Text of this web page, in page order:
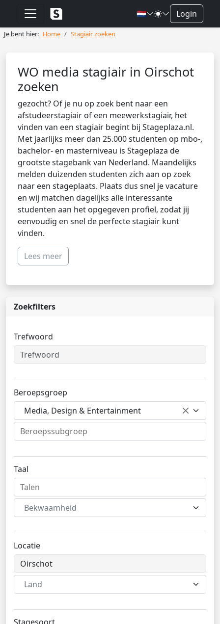
🇳🇱 Login
Je bent hier: Home Stagiair zoeken
WO media stagiair in Oirschot
zoeken
gezocht? Of je nu op zoek bent naar een
afstudeerstagiair of een meewerkstagiair, het
vinden van een stagiair begint bij Stageplaza.nl.
Met jaarlijks meer dan 25.000 studenten op mbo-,
bachelor- en masterniveau is Stageplaza de
grootste stagebank van Nederland. Maandelijks
melden duizenden studenten zich aan op zoek
naar een stageplaats. Plaats dus snel je vacature
en wij matchen dagelijks alle interessante
studenten aan het opgegeven profiel, zodat jij
eenvoudig en snel de perfecte stagiair kunt
vinden.
Lees meer
Zoekfilters
Trefwoord
Beroepsgroep
Media, Design & Entertainment
Taal
Bekwaamheid
Locatie
Land